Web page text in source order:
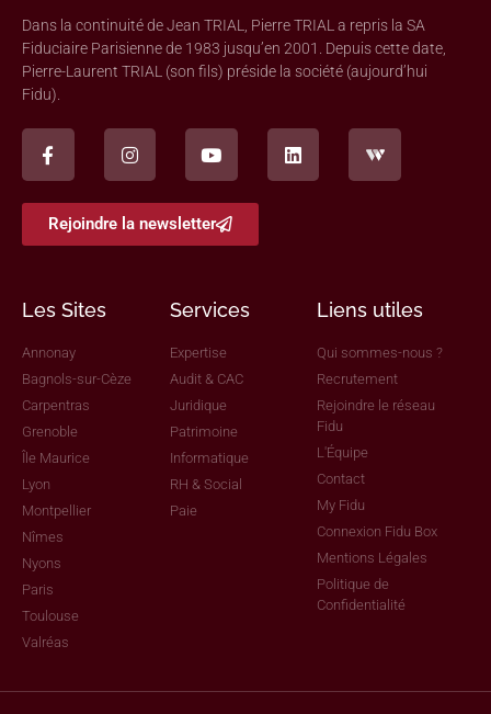
Dans la continuité de Jean TRIAL, Pierre TRIAL a repris la SA
Fiduciaire Parisienne de 1983 jusqu’en 2001. Depuis cette date,
Pierre-Laurent TRIAL (son fils) préside la société (aujourd’hui
Fidu).
Rejoindre la newsletter
Les Sites
Annonay
Bagnols-sur-Cèze
Carpentras
Grenoble
Île Maurice
Lyon
Montpellier
Nîmes
Nyons
Paris
Toulouse
Valréas
Services
Expertise
Audit & CAC
Juridique
Patrimoine
Informatique
RH & Social
Paie
Liens utiles
Qui sommes-nous ?
Recrutement
Rejoindre le réseau
Fidu
L'Équipe
Contact
My Fidu
Connexion Fidu Box
Mentions Légales
Politique de
Confidentialité